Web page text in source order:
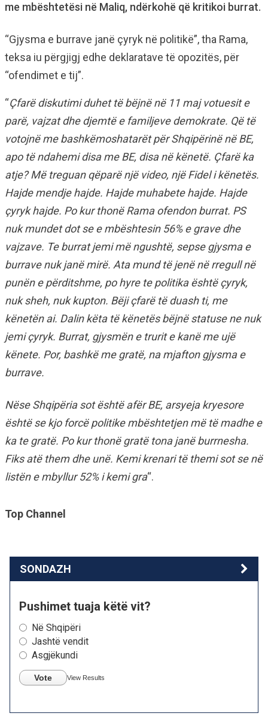
me mbështetësi në Maliq, ndërkohë që kritikoi burrat.
“Gjysma e burrave janë çyryk në politikë”, tha Rama,
teksa iu përgjigj edhe deklaratave të opozitës, për
“ofendimet e tij”.
“Çfarë diskutimi duhet të bëjnë në 11 maj votuesit e
parë, vajzat dhe djemtë e familjeve demokrate. Që të
votojnë me bashkëmoshatarët për Shqipërinë në BE,
apo të ndahemi disa me BE, disa në kënetë. Çfarë ka
atje? Më treguan qëparë një video, një Fidel i kënetës.
Hajde mendje hajde. Hajde muhabete hajde. Hajde
çyryk hajde. Po kur thonë Rama ofendon burrat. PS
nuk mundet dot se e mbështesin 56% e grave dhe
vajzave. Te burrat jemi më ngushtë, sepse gjysma e
burrave nuk janë mirë. Ata mund të jenë në rregull në
punën e përditshme, po hyre te politika është çyryk,
nuk sheh, nuk kupton. Bëji çfarë të duash ti, me
kënetën ai. Dalin këta të kënetës bëjnë statuse ne nuk
jemi çyryk. Burrat, gjysmën e trurit e kanë me ujë
kënete. Por, bashkë me gratë, na mjafton gjysma e
burrave.
Nëse Shqipëria sot është afër BE, arsyeja kryesore
është se kjo forcë politike mbështetjen më të madhe e
ka te gratë. Po kur thonë gratë tona janë burrnesha.
Fiks atë them dhe unë. Kemi krenari të themi sot se në
listën e mbyllur 52% i kemi gra“.
Top Channel
SONDAZH
Pushimet tuaja këtë vit?
Në Shqipëri
Jashtë vendit
Asgjëkundi
Vote View Results